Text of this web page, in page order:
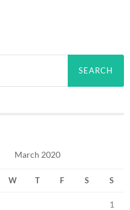
March 2020
W T F S S
1